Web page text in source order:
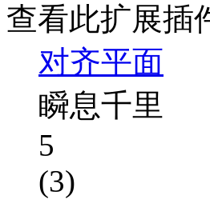
查看此扩展插
对齐平面
瞬息千里
5
(3)